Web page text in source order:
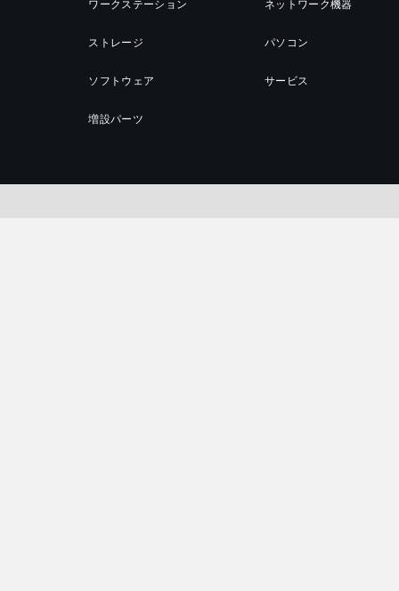
ワークステーション
ストレージ
ソフトウェア
増設パーツ
ネットワーク機器
パソコン
サービス